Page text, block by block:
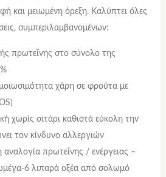
και μειωμένη όρεξη. Καλύπτει όλες
συμπεριλαμβανομένων:
πρωτεΐνης στο σύνολο της
χάρη σε φρούτα με
χωρίς σιτάρι καθιστά εύκολη την
τον κίνδυνο αλλεργιών
αναλογία πρωτεΐνης / ενέργειας –
6 λιπαρά οξέα από σολωμό